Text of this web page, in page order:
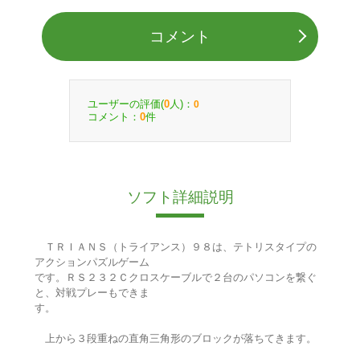
コメント
ユーザーの評価(0 人)： 0
コメント： 0件
ソフト詳細説明
ＴＲＩＡＮＳ（トライアンス）９８は、テトリスタイプの
アクションパズルゲーム
です。ＲＳ２３２Ｃクロスケーブルで２台のパソコンを繋ぐ
と、対戦プレーもできま
す。
上から３段重ねの直角三角形のブロックが落ちてきます。